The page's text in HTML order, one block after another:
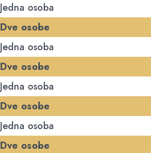
Jedna osoba
Dve osobe
Jedna osoba
Dve osobe
Jedna osoba
Dve osobe
Jedna osoba
Dve osobe